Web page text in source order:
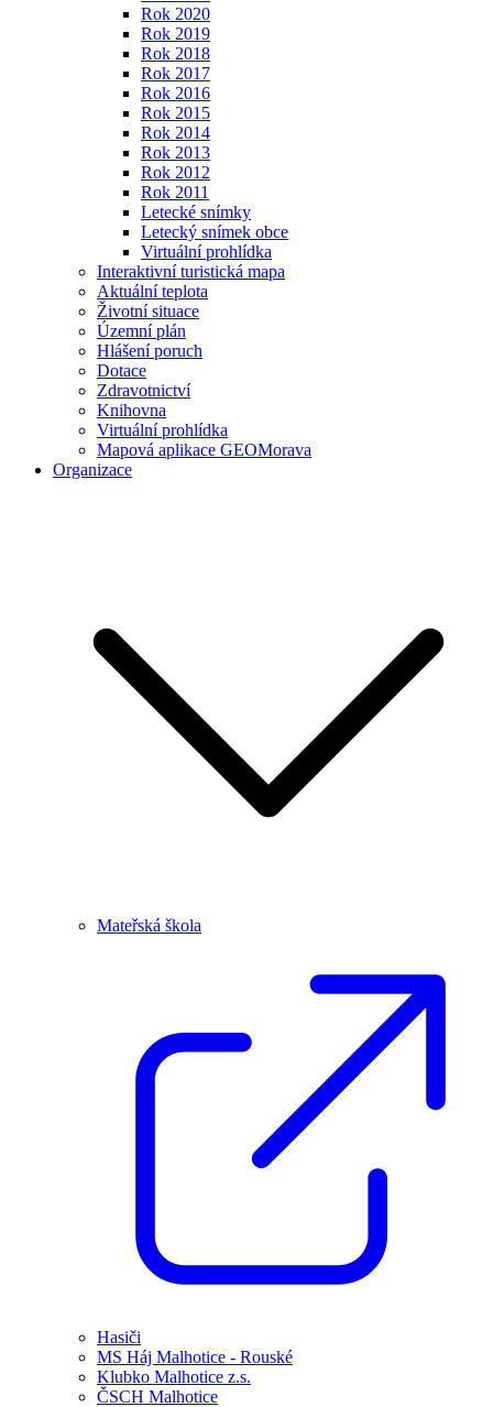
Rok 2020
Rok 2019
Rok 2018
Rok 2017
Rok 2016
Rok 2015
Rok 2014
Rok 2013
Rok 2012
Rok 2011
Letecké snímky
Letecký snímek obce
Virtuální prohlídka
Interaktivní turistická mapa
Aktuální teplota
Životní situace
Územní plán
Hlášení poruch
Dotace
Zdravotnictví
Knihovna
Virtuální prohlídka
Mapová aplikace GEOMorava
Organizace
Mateřská škola
Hasiči
MS Háj Malhotice - Rouské
Klubko Malhotice z.s.
ČSCH Malhotice